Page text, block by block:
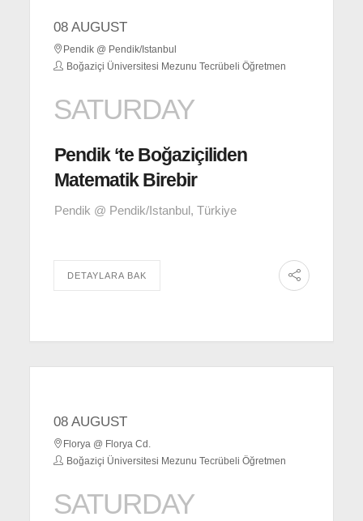
08 AUGUST
Pendik @ Pendik/Istanbul
Boğaziçi Üniversitesi Mezunu Tecrübeli Öğretmen
SATURDAY
Pendik ‘te Boğaziçiliden
Matematik Birebir
Pendik @ Pendik/Istanbul, Türkiye
DETAYLARA BAK
08 AUGUST
Florya @ Florya Cd.
Boğaziçi Üniversitesi Mezunu Tecrübeli Öğretmen
SATURDAY